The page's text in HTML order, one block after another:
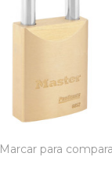
Marcar para